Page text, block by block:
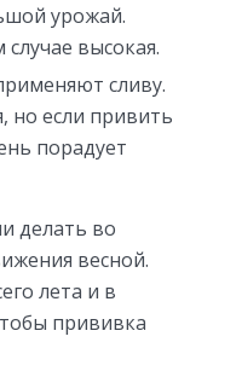
урожай.
высокая.
сливу.
но если привить
порадует
делать во
весной.
лета и в
прививка